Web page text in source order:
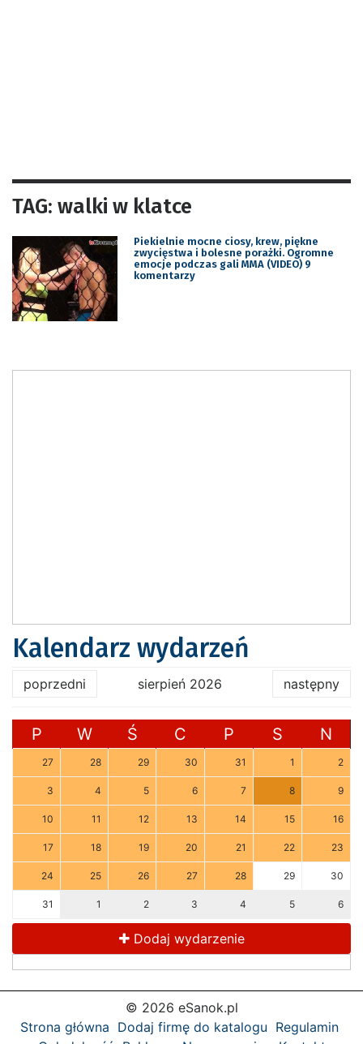
TAG: walki w klatce
Piekielnie mocne ciosy, krew, piękne
zwycięstwa i bolesne porażki. Ogromne
emocje podczas gali MMA (VIDEO) 9
komentarzy
Kalendarz wydarzeń
poprzedni sierpień 2026 następny
P W Ś C P S N
27 28 29 30 31 1 2
3 4 5 6 7 8 9
10 11 12 13 14 15 16
17 18 19 20 21 22 23
24 25 26 27 28 29 30
31 1 2 3 4 5 6
Dodaj wydarzenie
© 2026 eSanok.pl
Strona główna Dodaj firmę do katalogu Regulamin